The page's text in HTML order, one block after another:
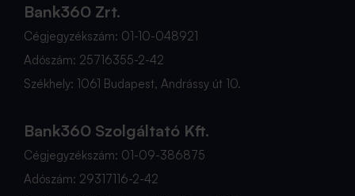
Bank360 Zrt.
Cégjegyzékszám: 01-10-048921
Adószám: 25716355-2-42
Székhely: 1061 Budapest, Andrássy út 10.
Bank360 Szolgáltató Kft.
Cégjegyzékszám: 01-09-386875
Adószám: 29317116-2-42